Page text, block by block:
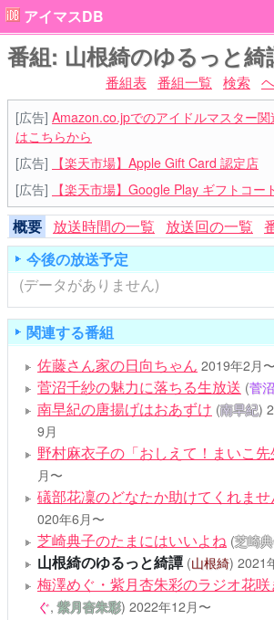
アイマスDB
番組: 山根綺のゆるっと綺
番組表 番組一覧 検索
[広告] Amazon.co.jpでのアイドルマスター
はこちらから
[広告]
【楽天市場】Apple Gift Card 認定店
[広告]
【楽天市場】Google Play ギフトコー
概要 放送時間の一覧 放送回の一覧
今後の放送予定
(データがありません)
関連する番組
佐藤さん家の日向ちゃん 2019年2月〜
菅沼千紗の魅力に落ちる生放送 (菅
南早紀の唐揚げはおあずけ (南早紀)
9月
野村麻衣子の「おしえて！まいこ先
月〜
礒部花凜のどなたか助けてくれませ
020年6月〜
芝崎典子のたまにはいいよね (芝崎
山根綺のゆるっと綺譚 (山根綺) 2021
梅澤めぐ・紫月杏朱彩のラジオ花咲
ぐ,紫月杏朱彩) 2022年12月〜